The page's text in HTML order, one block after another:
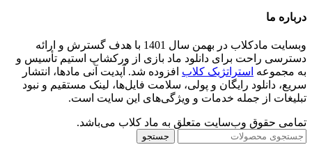
درباره ما
وبسایت مادکلاب در بهمن سال 1401 با هدف گسترش و ارائه
دسترسی راحت برای دانلود ماد بازی از ورکشاپ استیم تأسیس و
به مجموعه استراتژیک کلاب افزوده شد. آپدیت آنی مادها، انتشار
سریع، دانلود رایگان و پولی، سلامت فایل‌ها، لینک مستقیم و نبود
تبلیغات از جمله خدمات و ویژگی‌های این سایت است.
تمامی حقوق وب‌سایت متعلق به ماد کلاب می‌باشد.
جستجو